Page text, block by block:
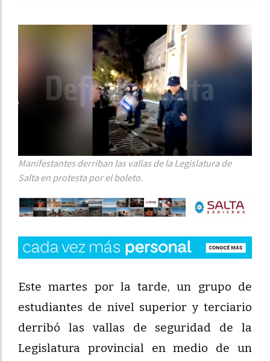
Manifestantes derriban las vallas de la Legislatura de
Salta en protesta por el boleto.
Este martes por la tarde, un grupo de
estudiantes de nivel superior y terciario
derribó las vallas de seguridad de la
Legislatura provincial en medio de un